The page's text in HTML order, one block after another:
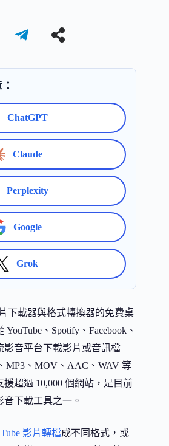
ChatGPT
Claude
Perplexity
Google
Grok
下載器與格式轉換器的免費桌
、Spotify、Facebook、
影音平台下載影片或音訊檔
MP3、MOV、AAC、WAV 等
超過 10,000 個網站，是目前
下載工具之一。
影片轉檔成不同格式，或